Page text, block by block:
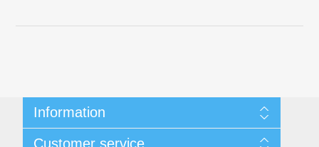
Information
Customer service